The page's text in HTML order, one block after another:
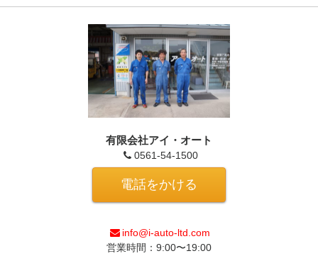
有限会社アイ・オート
0561-54-1500
電話をかける
info@i-auto-ltd.com
営業時間：9:00〜19:00